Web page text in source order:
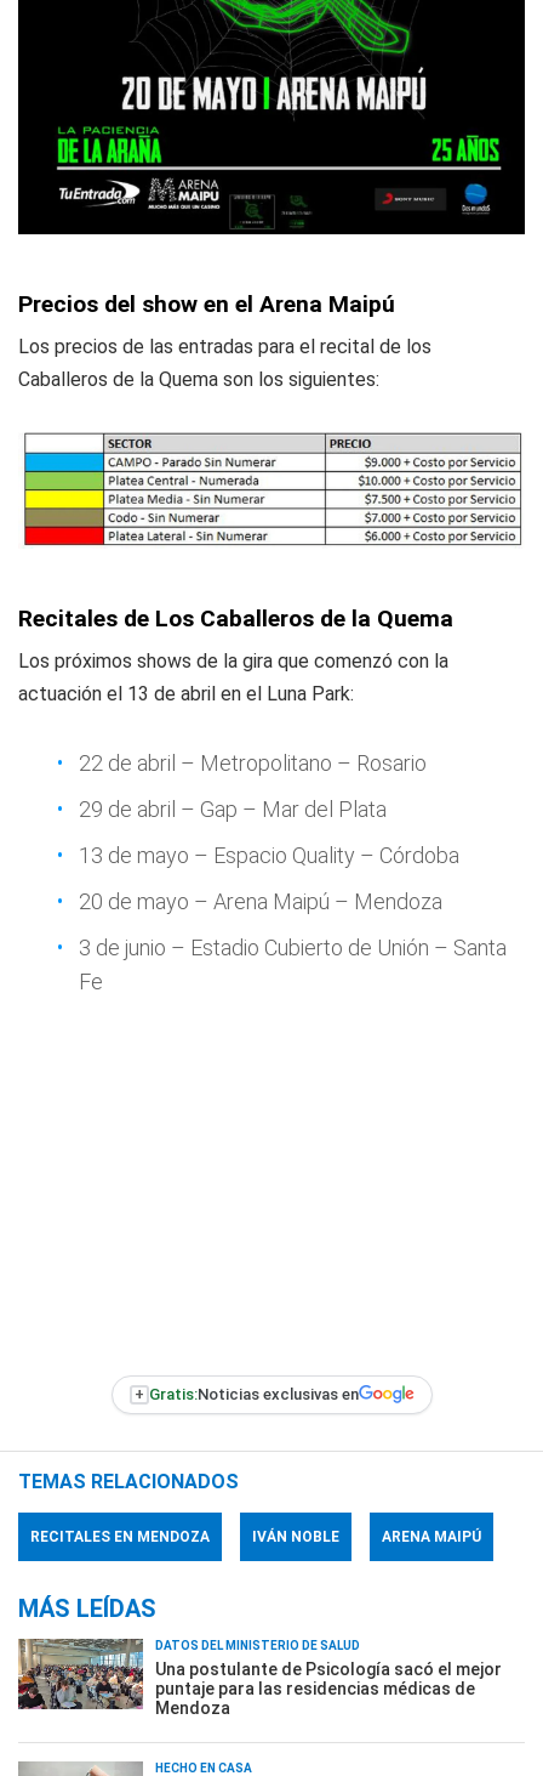
Precios del show en el Arena Maipú
Los precios de las entradas para el recital de los
Caballeros de la Quema son los siguientes:
Recitales de Los Caballeros de la Quema
Los próximos shows de la gira que comenzó con la
actuación el 13 de abril en el Luna Park:
22 de abril – Metropolitano – Rosario
29 de abril – Gap – Mar del Plata
13 de mayo – Espacio Quality – Córdoba
20 de mayo – Arena Maipú – Mendoza
3 de junio – Estadio Cubierto de Unión – Santa
Fe
+ Gratis:Noticias exclusivas en
TEMAS RELACIONADOS
RECITALES EN MENDOZA IVÁN NOBLE ARENA MAIPÚ
MÁS LEÍDAS
DATOS DEL MINISTERIO DE SALUD
Una postulante de Psicología sacó el mejor
puntaje para las residencias médicas de
Mendoza
HECHO EN CASA